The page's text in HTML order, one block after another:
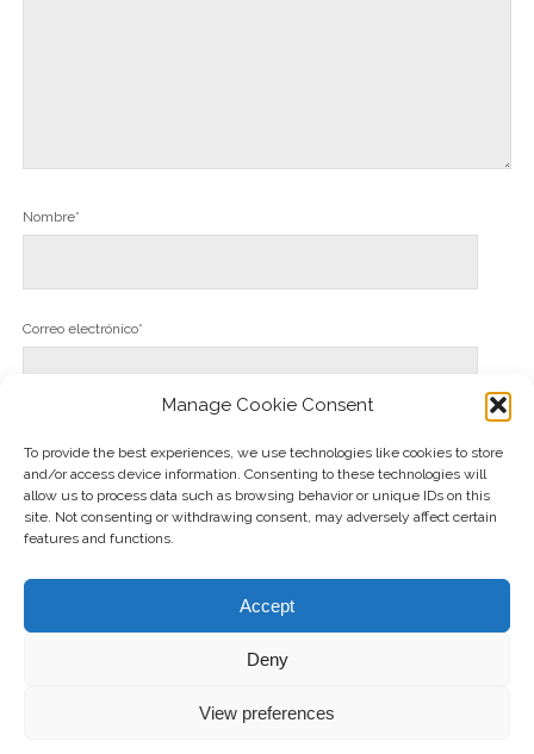
Manage Cookie Consent
To provide the best experiences, we use technologies like cookies to store
and/or access device information. Consenting to these technologies will
allow us to process data such as browsing behavior or unique IDs on this
site. Not consenting or withdrawing consent, may adversely affect certain
features and functions.
Accept
Deny
View preferences
Nombre*
Correo electrónico*